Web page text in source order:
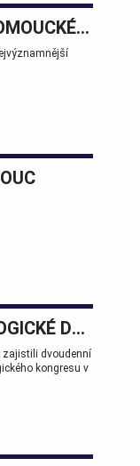
IX. REPREZENTAČNÍ PLES OLOMOUCKÉHO KRAJE
XXXI. OLOMOUCKÉ HEMATOLOGICKÉ DNY.
zajistili dvoudenní
kongresu v